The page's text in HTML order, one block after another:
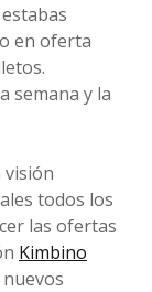
en oferta
semana y la
visión
todos los
las ofertas
Kimbino